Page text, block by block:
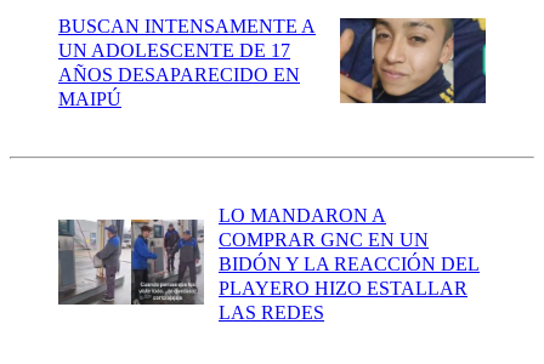
BUSCAN INTENSAMENTE A
UN ADOLESCENTE DE 17
AÑOS DESAPARECIDO EN
MAIPÚ
LO MANDARON A
COMPRAR GNC EN UN
BIDÓN Y LA REACCIÓN DEL
PLAYERO HIZO ESTALLAR
LAS REDES